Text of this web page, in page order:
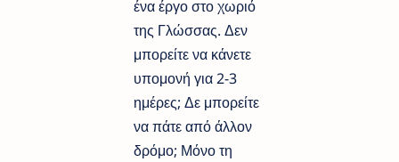
ένα έργο στο χωριό
της Γλώσσας. Δεν
μπορείτε να κάνετε
υπομονή για 2-3
ημέρες; Δε μπορείτε
να πάτε από άλλον
δρόμο; Μόνο τη